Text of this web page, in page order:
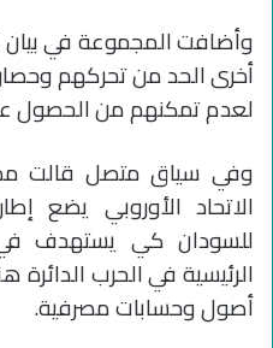
وأضافت المجموعة في بيان
أخرى الحد من تحركهم
لعدم تمكنهم من الحصول
وفي سياق متصل قالت
الاتحاد الأوروبي يضع
للسودان كي يستهدف في
الرئيسية في الحرب
أصول وحسابات مصرفية.